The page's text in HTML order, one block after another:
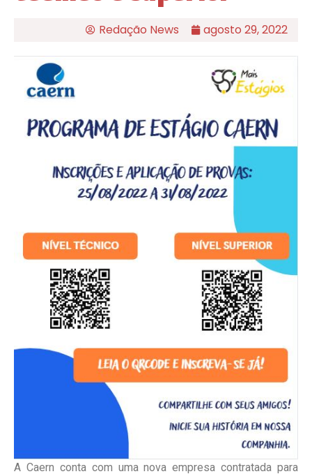
Redação News agosto 29, 2022
A Caern conta com uma nova empresa contratada para